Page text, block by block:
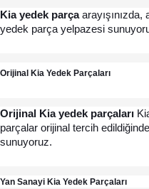
Kia yedek parça arayışınızda,
yedek parça yelpazesi
Orijinal Kia Yedek Parçaları
Orijinal Kia yedek parçaları
parçalar orijinal tercih
sunuyoruz.
Yan Sanayi Kia Yedek Parçaları